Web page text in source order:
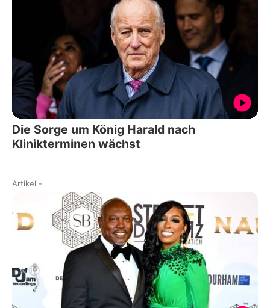
Die Sorge um König Harald nach
Klinikterminen wächst
Artikel -